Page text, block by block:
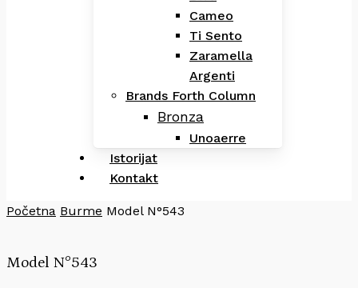
Cameo
Ti Sento
Zaramella
Argenti
Brands Forth Column
Bronza
Unoaerre
Istorijat
Kontakt
Početna Burme Model N°543
Model N°543